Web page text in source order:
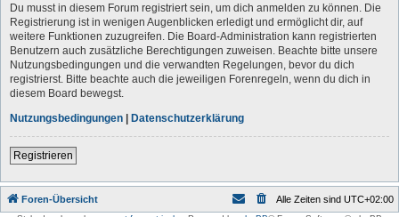
Du musst in diesem Forum registriert sein, um dich anmelden zu können. Die
Registrierung ist in wenigen Augenblicken erledigt und ermöglicht dir, auf
weitere Funktionen zuzugreifen. Die Board-Administration kann registrierten
Benutzern auch zusätzliche Berechtigungen zuweisen. Beachte bitte unsere
Nutzungsbedingungen und die verwandten Regelungen, bevor du dich
registrierst. Bitte beachte auch die jeweiligen Forenregeln, wenn du dich in
diesem Board bewegst.
Nutzungsbedingungen | Datenschutzerklärung
Registrieren
Foren-Übersicht Alle Zeiten sind UTC+02:00